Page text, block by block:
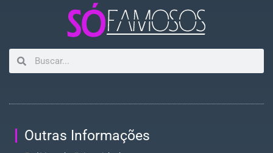
Outras Informações